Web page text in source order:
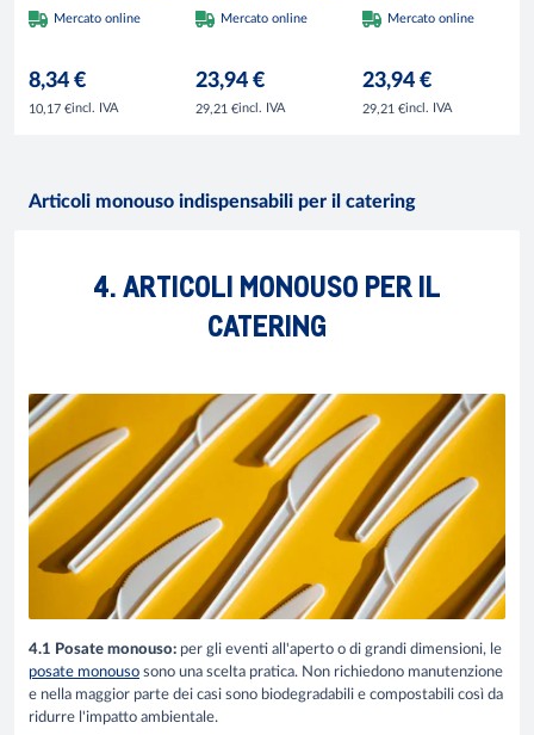
Carré, vetro, 37 cl,
Mercato online
8,34 €
10,17 €incl. IVA
gres, Ø 28 cm,
Mercato online
23,94 €
29,21 €incl. IVA
porcellana, Ø 27
Mercato online
23,94 €
29,21 €incl. IVA
Articoli monouso indispensabili per il catering
4. ARTICOLI MONOUSO PER IL
CATERING
4.1 Posate monouso: per gli eventi all'aperto o di grandi dimensioni, le
posate monouso sono una scelta pratica. Non richiedono manutenzione
e nella maggior parte dei casi sono biodegradabili e compostabili così da
ridurre l'impatto ambientale.